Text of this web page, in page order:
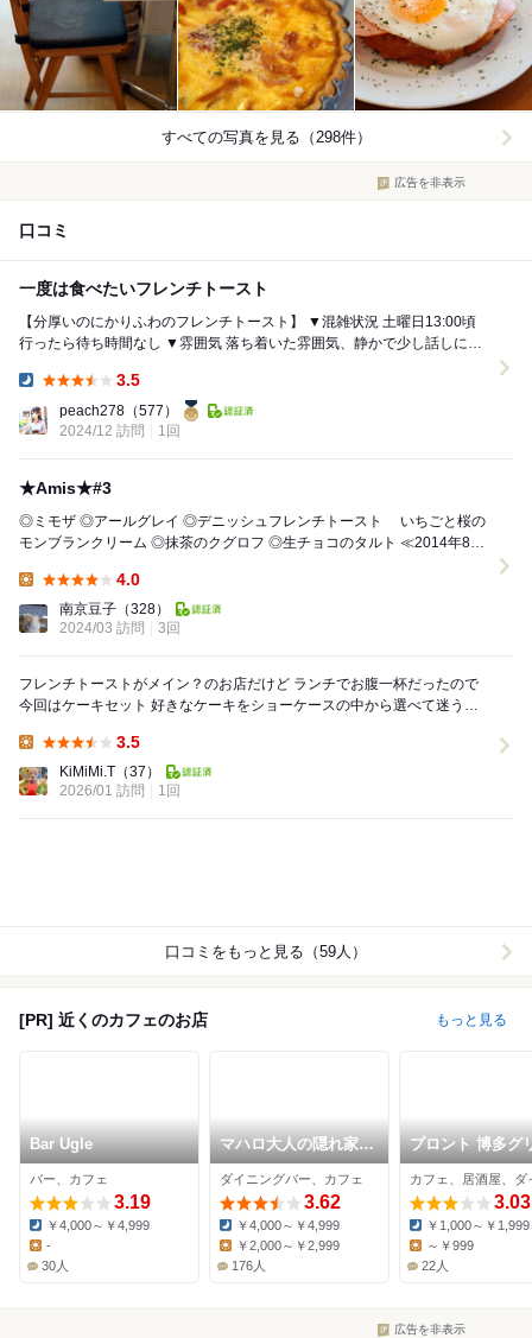
すべての写真を見る（298件）
広告を非表示
口コミ
一度は食べたいフレンチトースト
【分厚いのにかりふわのフレンチトースト】 ▼混雑状況 土曜日13:00頃
行ったら待ち時間なし ▼雰囲気 落ち着いた雰囲気、静かで少し話しにく
3.5
peach278 （577）
2024/12 訪問
1回
★Amis★#3
◎ミモザ ◎アールグレイ ◎デニッシュフレンチトースト いちごと桜の
モンブランクリーム ◎抹茶のクグロフ ◎生チョコのタルト ≪2014年8月
4.0
南京豆子 （328）
2024/03 訪問
3回
フレンチトーストがメイン？のお店だけど ランチでお腹一杯だったので
今回はケーキセット 好きなケーキをショーケースの中から選べて迷う
3.5
KiMiMi.T （37）
2026/01 訪問
1回
口コミをもっと見る（59人）
[PR] 近くのカフェのお店 もっと見る
Bar Ugle
バー、カフェ
3.19
Dinner:
￥4,000～￥4,999
Lunch:
-
30人
マハロ大人の隠れ家
大名店
ダイニングバー、カフェ
3.62
Dinner:
￥4,000～￥4,999
￥2,000～￥2,999
176人
プロント 博多グ
ンホテル天神店
3.03
Dinner:
￥1,000～￥1,999
Lunch:
～￥999
22人
広告を非表示